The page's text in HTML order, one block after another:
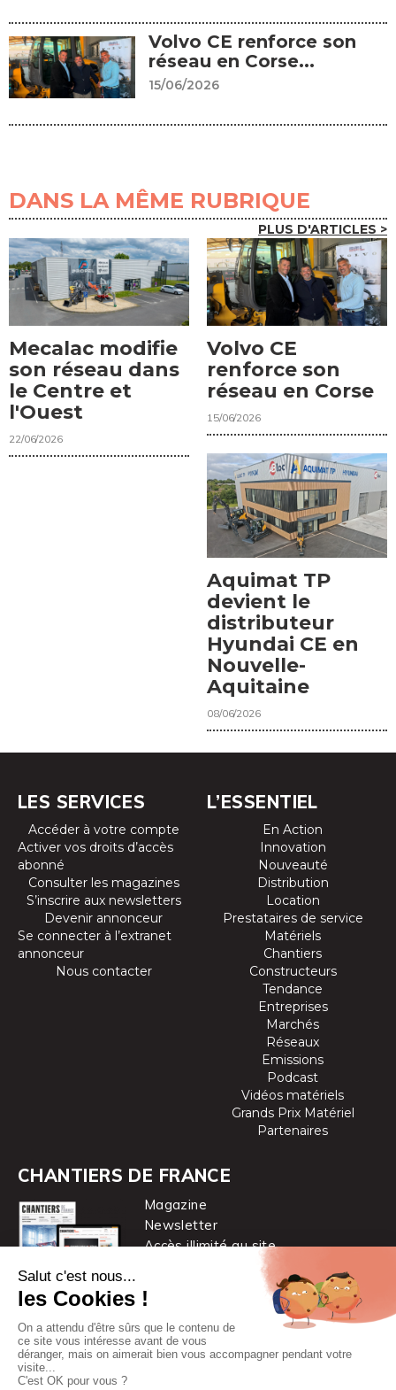
Volvo CE renforce son
réseau en Corse...
15/06/2026
DANS LA MÊME RUBRIQUE
PLUS D'ARTICLES >
Mecalac modifie
son réseau dans
le Centre et
l'Ouest
22/06/2026
Volvo CE
renforce son
réseau en Corse
15/06/2026
Aquimat TP
devient le
distributeur
Hyundai CE en
Nouvelle-
Aquitaine
08/06/2026
LES SERVICES
Accéder à votre compte
Activer vos droits d’accès
abonné
Consulter les magazines
S’inscrire aux newsletters
Devenir annonceur
Se connecter à l’extranet
annonceur
Nous contacter
L’ESSENTIEL
En Action
Innovation
Nouveauté
Distribution
Location
Prestataires de service
Matériels
Chantiers
Constructeurs
Tendance
Entreprises
Marchés
Réseaux
Emissions
Podcast
Vidéos matériels
Grands Prix Matériel
Partenaires
CHANTIERS DE FRANCE
Magazine
Newsletter
Accès illimité au site
Chantiers de France est une marque